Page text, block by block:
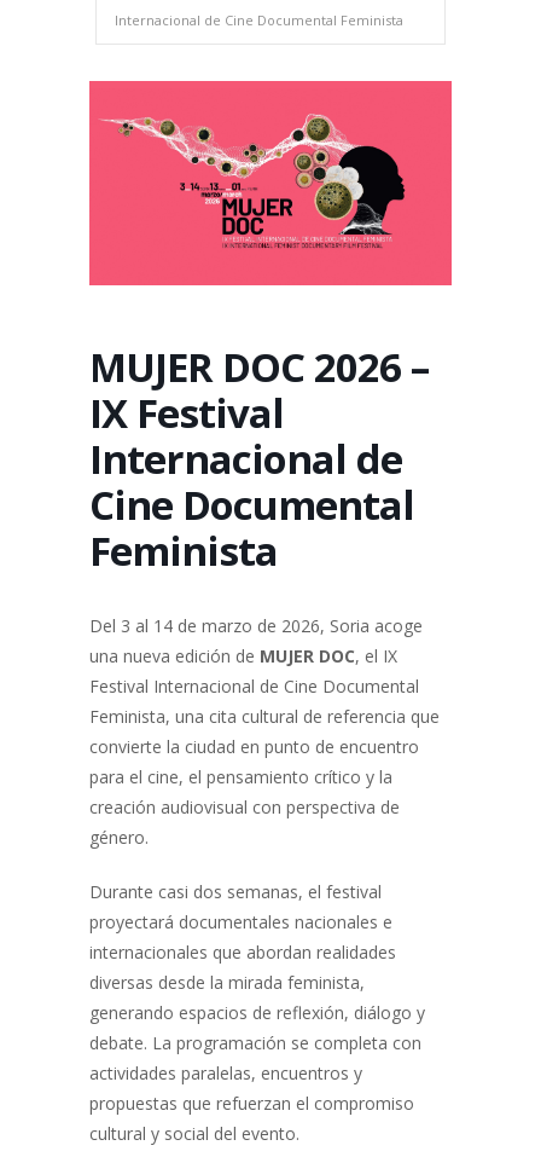
Internacional de Cine Documental Feminista
MUJER DOC 2026 –
IX Festival
Internacional de
Cine Documental
Feminista
Del 3 al 14 de marzo de 2026, Soria acoge
una nueva edición de MUJER DOC, el IX
Festival Internacional de Cine Documental
Feminista, una cita cultural de referencia que
convierte la ciudad en punto de encuentro
para el cine, el pensamiento crítico y la
creación audiovisual con perspectiva de
género.
Durante casi dos semanas, el festival
proyectará documentales nacionales e
internacionales que abordan realidades
diversas desde la mirada feminista,
generando espacios de reflexión, diálogo y
debate. La programación se completa con
actividades paralelas, encuentros y
propuestas que refuerzan el compromiso
cultural y social del evento.